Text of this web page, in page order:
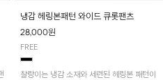
냉감 헤링본패턴 와이드 큐롯팬츠
28,000원
FREE
찰랑이는 냉감 소재와 세련된 헤링본 패턴이